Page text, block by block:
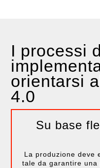
I processi
orientarsi
4.0
Su base
La produzione deve
tale da garantire una